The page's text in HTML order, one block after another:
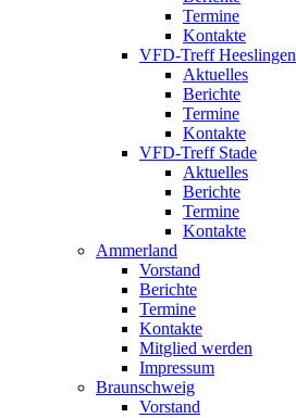
Termine
Kontakte
VFD-Treff Heeslingen
Aktuelles
Berichte
Termine
Kontakte
VFD-Treff Stade
Aktuelles
Berichte
Termine
Kontakte
Ammerland
Vorstand
Berichte
Termine
Kontakte
Mitglied werden
Impressum
Braunschweig
Vorstand